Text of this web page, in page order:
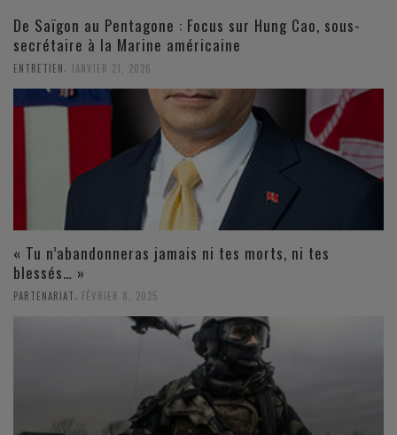
De Saïgon au Pentagone : Focus sur Hung Cao, sous-
secrétaire à la Marine américaine
ENTRETIEN JANVIER 21, 2026
« Tu n’abandonneras jamais ni tes morts, ni tes
blessés… »
PARTENARIAT FÉVRIER 8, 2025